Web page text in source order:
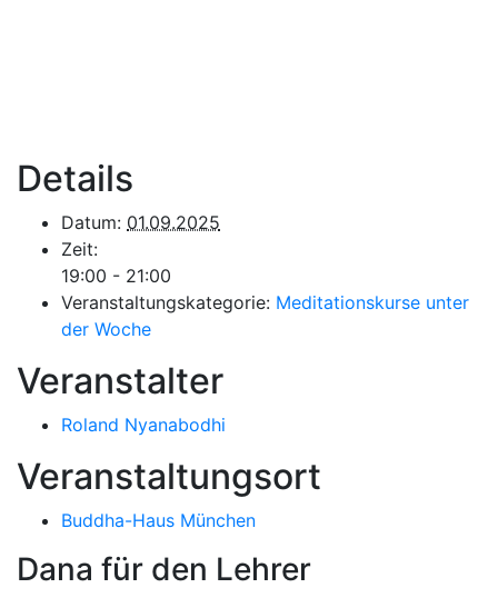
Details
Datum: 01.09.2025
Zeit:
19:00 - 21:00
Veranstaltungskategorie: Meditationskurse unter
der Woche
Veranstalter
Roland Nyanabodhi
Veranstaltungsort
Buddha-Haus München
Dana für den Lehrer